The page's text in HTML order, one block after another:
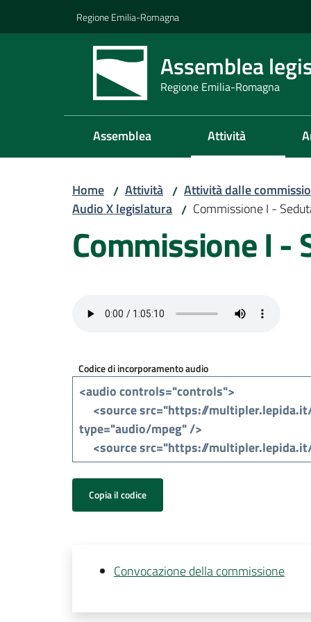
Regione Emilia-Romagna
Assemblea
Regione Emilia-Romagna
Assemblea Attività
Home / Attività / Attività dalle
Audio X legislatura / Commissione I -
Commissione I
Codice di incorporamento audio
Copia il codice
Convocazione della commissione